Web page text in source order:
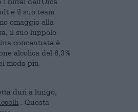
e il suo team
omaggio alla
il suo luppolo
concentrata è
alcolica del 6,3%
modo più
duri a lungo,
. Questa